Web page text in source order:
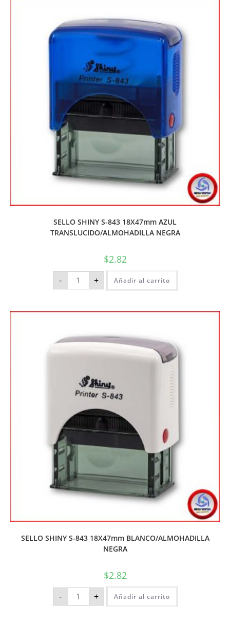
SELLO SHINY S-843 18X47mm AZUL
TRANSLUCIDO/ALMOHADILLA NEGRA
$2.82
- + Añadir al carrito
SELLO SHINY S-843 18X47mm BLANCO/ALMOHADILLA
NEGRA
$2.82
- + Añadir al carrito